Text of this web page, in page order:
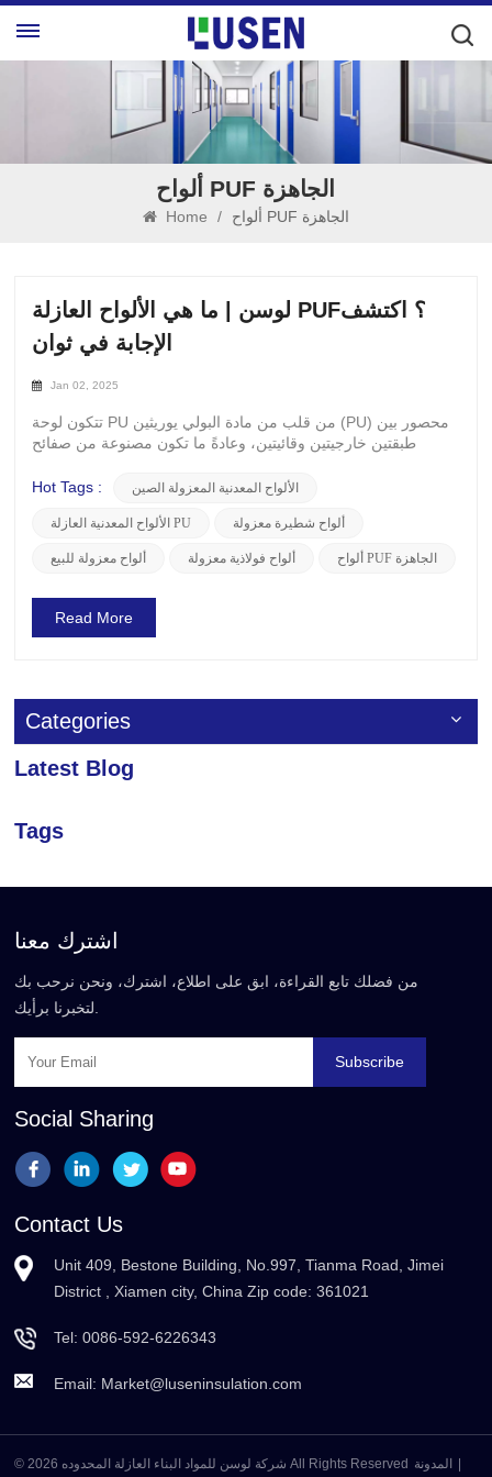
ألواح PUF الجاهزة
Home / ألواح PUF الجاهزة
لوسن | ما هي الألواح العازلة PUF؟ اكتشف
الإجابة في ثوان
Jan 02, 2025
تتكون لوحة PU من قلب من مادة البولي يوريثين (PU) محصور بين
طبقتين خارجيتين وقائيتين، وعادةً ما تكون مصنوعة من صفائح
(PUF). تجربة قوة وقوة لوحات لوسين بوتعتبر ألواح LUSEN PU
Hot Tags : الألواح المعدنية المعزولة الصين
الألواح المعدنية العازلة PU ألواح شطيرة معزولة
ألواح معزولة للبيع ألواح فولاذية معزولة ألواح PUF الجاهزة
Read More
Categories
Latest Blog
Tags
اشترك معنا
من فضلك تابع القراءة، ابق على اطلاع، اشترك، ونحن نرحب بك
Subscribe
Social Sharing
Contact Us
Unit 409, Bestone Building, No.997, Tianma Road, Jimei
District , Xiamen city, China Zip code: 361021
Tel:0086-592-6226343
Email: Market@luseninsulation.com
© 2026 شركة لوسن للمواد البناء العازلة المحدوده All Rights Reserved المدونة |